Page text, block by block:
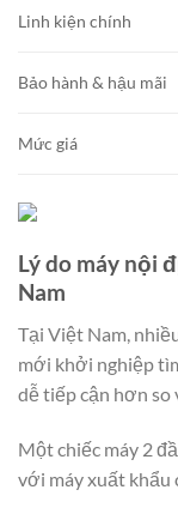
Linh kiện chính
Bảo hành & hậu mãi
Mức giá
Lý do máy nội
Nam
Tại Việt Nam,
mới khởi nghiệp
dễ tiếp cận hơn so
Một chiếc máy 2
với máy xuất